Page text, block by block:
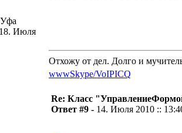
Июля
Отхожу от дел. Долго и
wwwSkype/VoIPICQ
Re: Класс
Ответ #9 - 14. Июля 2010 ::